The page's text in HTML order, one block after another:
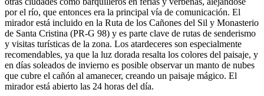
por el río, que entonces era la principal vía de comunicación. El
mirador está incluido en la Ruta de los Cañones del Sil y Monasterio
de Santa Cristina (PR-G 98) y es parte clave de rutas de senderismo
y visitas turísticas de la zona. Los atardeceres son especialmente
recomendables, ya que la luz dorada resalta los colores del paisaje, y
en días soleados de invierno es posible observar un manto de nubes
que cubre el cañón al amanecer, creando un paisaje mágico. El
mirador está abierto las 24 horas del día.